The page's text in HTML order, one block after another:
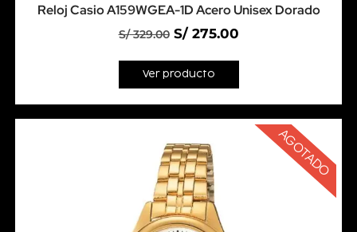
Reloj Casio A159WGEA-1D Acero Unisex Dorado
S/329.00 S/275.00
Ver producto
AGOTADO